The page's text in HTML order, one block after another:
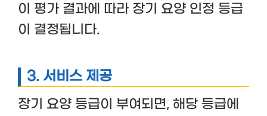
이 평가 결과에 따라 장기 요양 인정 등급
이 결정됩니다.
3. 서비스 제공
장기 요양 등급이 부여되면, 해당 등급에